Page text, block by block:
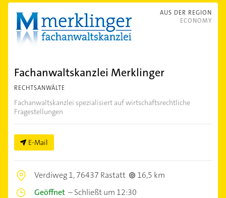
AUS DER REGION
ECONOMY
Fachanwaltskanzlei Merklinger
RECHTSANWÄLTE
Fachanwaltskanzlei spezialisiert auf wirtschaftsrechtliche
Fragestellungen
E-Mail
Verdiweg 1,76437 Rastatt
16,5 km
Geöffnet –Schließt um 12:30